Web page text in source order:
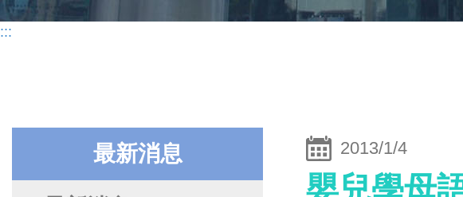
:::
最新消息 2013/1/4
嬰兒學母